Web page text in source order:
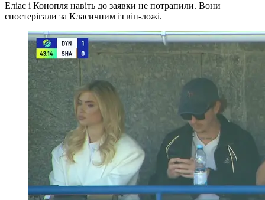
Еліас і Конопля навіть до заявки не потрапили. Вони
спостерігали за Класичним із віп-ложі.